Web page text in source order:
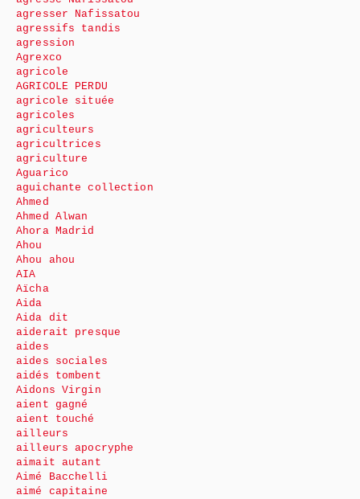
agresser Nafissatou
agressifs tandis
agression
Agrexco
agricole
AGRICOLE PERDU
agricole située
agricoles
agriculteurs
agricultrices
agriculture
Aguarico
aguichante collection
Ahmed
Ahmed Alwan
Ahora Madrid
Ahou
Ahou ahou
AIA
Aïcha
Aida
Aida dit
aiderait presque
aides
aides sociales
aidés tombent
Aidons Virgin
aient gagné
aient touché
ailleurs
ailleurs apocryphe
aimait autant
Aimé Bacchelli
aimé capitaine